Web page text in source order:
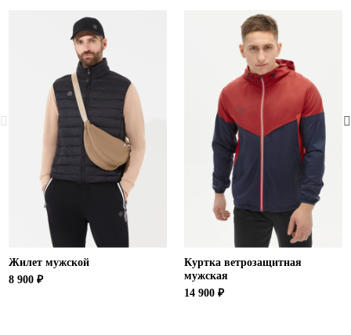
Жилет мужской
8 900 ₽
Куртка ветрозащитная
мужская
14 900 ₽